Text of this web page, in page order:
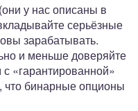
у нас описаны в
серьёзные
зарабатывать.
и меньше доверяйте
«гарантированной»
что бинарные опционы